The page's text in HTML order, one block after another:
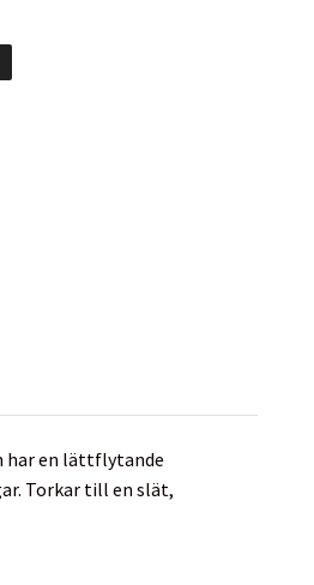
har en lättflytande
Torkar till en slät,